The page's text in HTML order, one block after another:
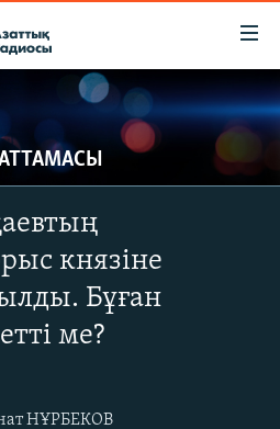
князіне
Бұған
ме?
НҰРБЕКОВ